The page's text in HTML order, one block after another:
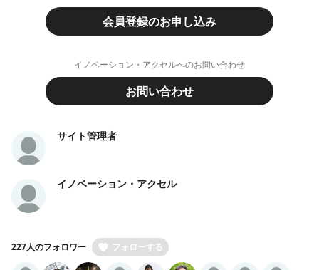
会員登録のお申し込み
イノベーション・アクセルへのお問い合わせ
お問い合わせ
サイト管理者
イノベーション・アクセル
227人のフォロワー フォローする